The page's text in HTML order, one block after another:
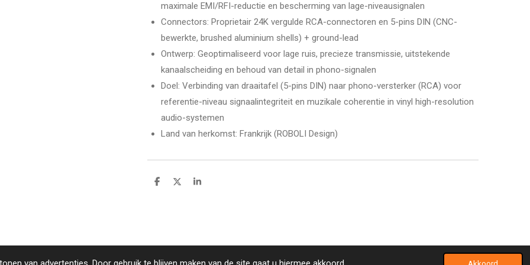
maximale EMI/RFI-reductie en bescherming van lage-niveausignalen
Connectors: Proprietair 24K vergulde RCA-connectoren en 5-pins DIN (CNC-
bewerkte, brushed aluminium shells) + ground-lead
Ontwerp: Geoptimaliseerd voor lage ruis, precieze transmissie, uitstekende
kanaalscheiding en behoud van detail in phono-signalen
Doel: Verbinding van draaitafel (5-pins DIN) naar phono-versterker (RCA) voor
referentie-niveau signaalintegriteit en muzikale coherentie in vinyl high-resolution
audio-systemen
Land van herkomst: Frankrijk (ROBOLI Design)
D
D
S